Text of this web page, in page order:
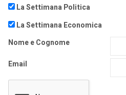
La Settimana Politica
La Settimana Economica
Nome e Cognome
Email